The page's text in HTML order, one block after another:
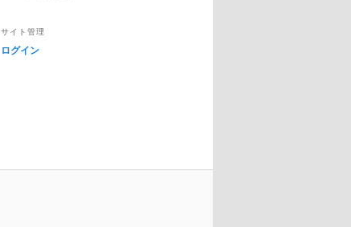
サイト管理
ログイン